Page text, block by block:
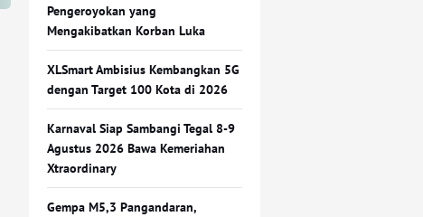
Pengeroyokan yang
Mengakibatkan Korban Luka
XLSmart Ambisius Kembangkan 5G
dengan Target 100 Kota di 2026
Karnaval Siap Sambangi Tegal 8-9
Agustus 2026 Bawa Kemeriahan
Xtraordinary
Gempa M5,3 Pangandaran,